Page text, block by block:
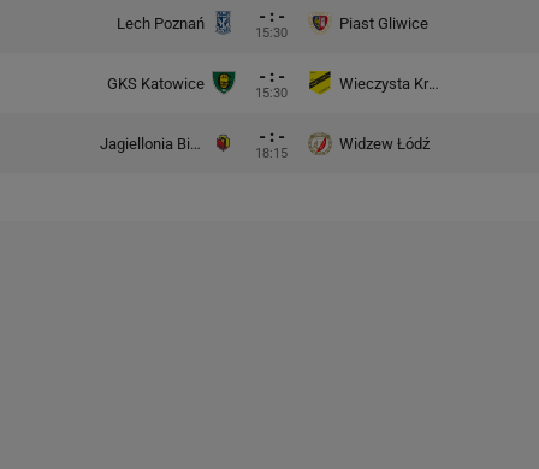
Lech Poznań - : -
15:30
Piast Gliwice
GKS Katowice - : -
15:30
Wieczysta Kraków
Jagiellonia Białystok - : -
18:15
Widzew Łódź